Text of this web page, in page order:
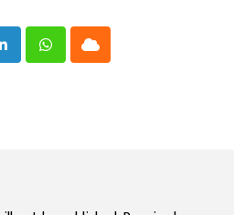
LinkedInWhatsappCloud